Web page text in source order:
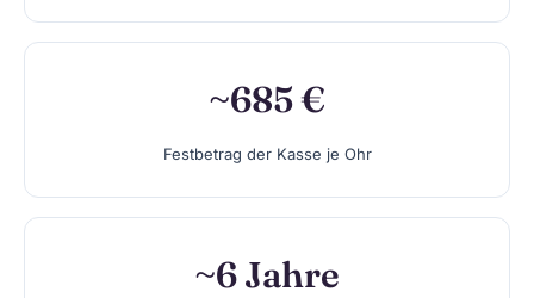
~685 €
Festbetrag der Kasse je Ohr
~6 Jahre